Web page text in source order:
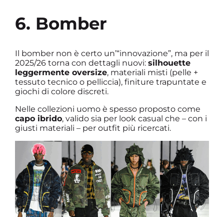
6. Bomber
Il bomber non è certo un’“innovazione”, ma per il
2025/26 torna con dettagli nuovi: silhouette
leggermente oversize, materiali misti (pelle +
tessuto tecnico o pelliccia), finiture trapuntate e
giochi di colore discreti.
Nelle collezioni uomo è spesso proposto come
capo ibrido, valido sia per look casual che – con i
giusti materiali – per outfit più ricercati.